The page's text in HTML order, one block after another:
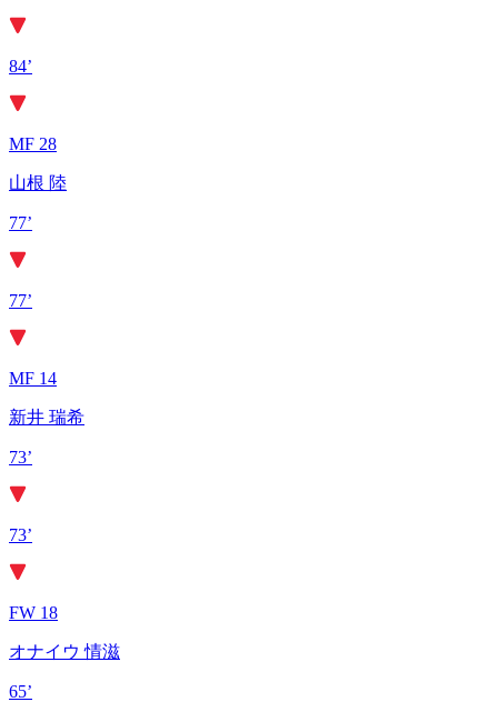
84’
MF 28
山根 陸
77’
77’
MF 14
新井 瑞希
73’
73’
FW 18
オナイウ 情滋
65’